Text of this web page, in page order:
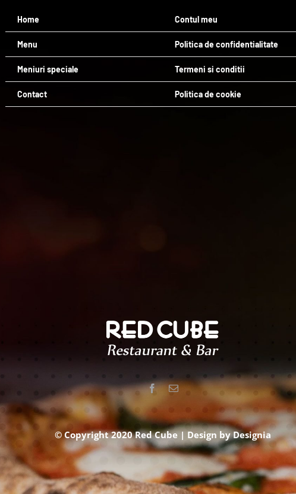
Home
Menu
Meniuri speciale
Contact
Contul meu
Politica de confidentialitate
Termeni si conditii
Politica de cookie
© Copyright 2020 Red Cube | Design byDesignia